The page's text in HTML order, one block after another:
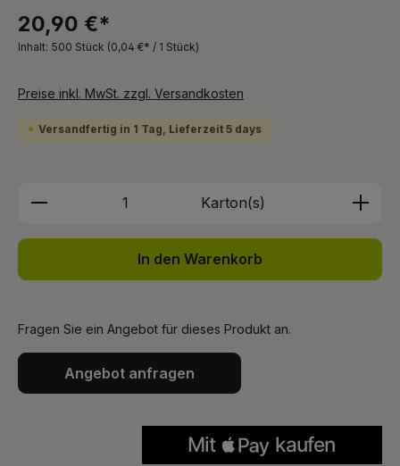
20,90 €*
Inhalt: 500 Stück (0,04 €* / 1 Stück)
Preise inkl. MwSt. zzgl. Versandkosten
Versandfertig in 1 Tag, Lieferzeit 5 days
Produkt Anzahl: Gib den
Karton(s)
In den Warenkorb
Fragen Sie ein Angebot für dieses Produkt an.
Angebot anfragen